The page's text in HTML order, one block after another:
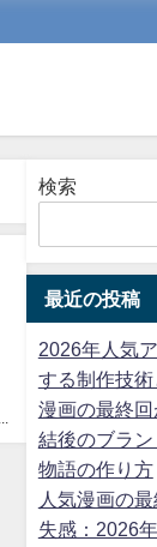
検索
最近の投稿
2026年人気
する制作技
漫画の最終
結後のブラ
物語の作り方
人気漫画の
失感：2026